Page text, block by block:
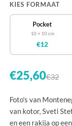
KIES FORMAAT
Pocket
10 × 10 cm
€12
€25,60€32
Foto's van
van kotor, Sveti
en een rakija op